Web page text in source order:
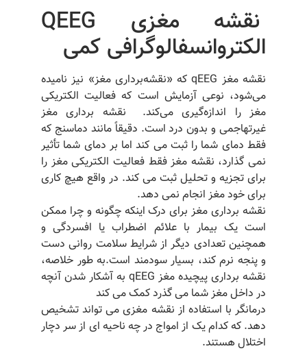
نقشه مغزی QEEG
الکتروانسفالوگرافی کمی
نقشه مغز qEEG
که «نقشه‌برداری مغز» نیز نامیده
می‌شود، نوعی آزمایش است که فعالیت الکتریکی
مغز را اندازه‌گیری می‌کند.
نقشه برداری مغز
غیرتهاجمی و بدون درد است. دقیقاً مانند دماسنج که
فقط دمای شما را ثبت می کند اما بر دمای شما تأثیر
نمی گذارد، نقشه مغز فقط فعالیت الکتریکی مغز را
برای تجزیه و تحلیل ثبت می کند. در واقع هیچ کاری
برای خود مغز انجام نمی دهد.
نقشه برداری مغز برای درک اینکه چگونه و چرا ممکن
است یک بیمار با علائم اضطراب یا افسردگی و
همچنین تعدادی دیگر از شرایط سلامت روانی دست
و پنجه نرم کند، بسیار سودمند است.به طور خلاصه،
نقشه برداری پیچیده مغز qEEG به آشکار شدن آنچه
در داخل مغز شما می گذرد کمک می کند
درمانگر با استفاده از نقشه مغزی می تواند تشخیص
دهد. که کدام یک از امواج در چه ناحیه ای از سر دچار
اختلال هستند.